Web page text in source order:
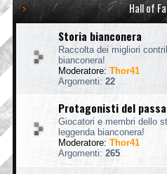
Hall of
Storia bianconera
Raccolta dei migliori
bianconera!
Moderatore: Thor41
Argomenti: 22
Protagonisti del
Giocatori e membri dello
leggenda bianconera!
Moderatore: Thor41
Argomenti: 265